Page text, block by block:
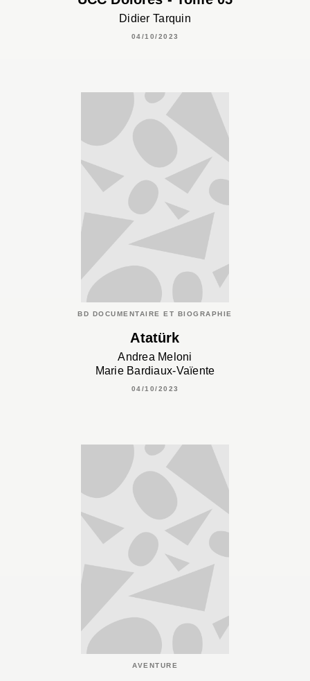
Didier Tarquin
04/10/2023
BD DOCUMENTAIRE ET BIOGRAPHIE
Atatürk
Andrea Meloni
Marie Bardiaux-Vaïente
04/10/2023
AVENTURE